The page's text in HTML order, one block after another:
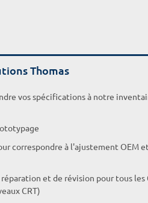
Thomas
vos spécifications à notre
correspondre à l'ajustement OEM
et de révision pour tous les
CRT)